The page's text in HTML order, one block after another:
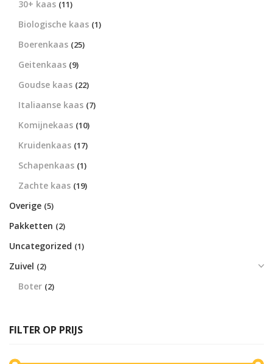
30+ kaas (11)
Biologische kaas (1)
Boerenkaas (25)
Geitenkaas (9)
Goudse kaas (22)
Italiaanse kaas (7)
Komijnekaas (10)
Kruidenkaas (17)
Schapenkaas (1)
Zachte kaas (19)
Overige (5)
Pakketten (2)
Uncategorized (1)
Zuivel (2)
Boter (2)
FILTER OP PRIJS